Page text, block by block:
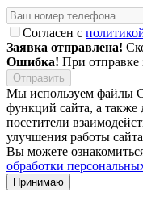
Согласен с
Заявка отправлена!
Ошибка! При отправке
Мы используем файлы
функций сайта, а также
посетители
улучшения работы
Вы можете
обработки
Принимаю